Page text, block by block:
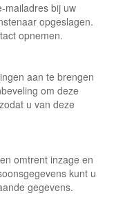
mailadres bij uw
opgeslagen.
opnemen.
aan te brengen
om deze
u van deze
omtrent inzage en
kunt u
gegevens.